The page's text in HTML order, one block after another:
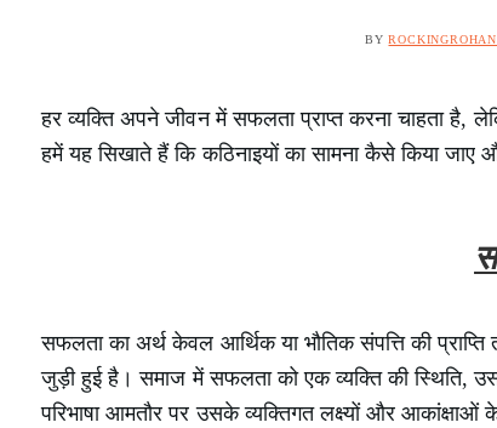
BY
हर व्यक्ति अपने जीवन में सफलता प्राप्त करना चाहता है,
हमें यह सिखाते हैं कि कठिनाइयों का सामना कैसे किया जाए
सफलता का अर्थ केवल आर्थिक या भौतिक संपत्ति की
जुड़ी हुई है। समाज में सफलता को एक व्यक्ति की स्थिति,
परिभाषा आमतौर पर उसके व्यक्तिगत लक्ष्यों और